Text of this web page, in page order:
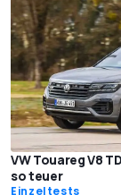
VW Touareg V8
so teuer
Einzeltests